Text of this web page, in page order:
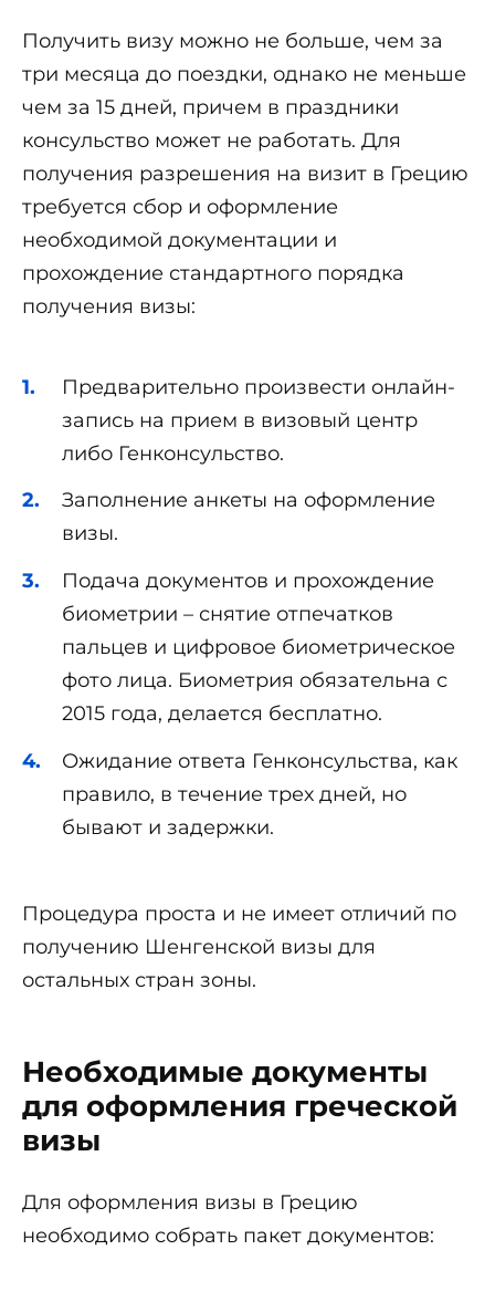
Получить визу можно не больше, чем за
три месяца до поездки, однако не меньше
чем за 15 дней, причем в праздники
консульство может не работать. Для
получения разрешения на визит в Грецию
требуется сбор и оформление
необходимой документации и
прохождение стандартного порядка
получения визы:
Предварительно произвести онлайн-
запись на прием в визовый центр
либо Генконсульство.
Заполнение анкеты на оформление
визы.
Подача документов и прохождение
биометрии – снятие отпечатков
пальцев и цифровое биометрическое
фото лица. Биометрия обязательна с
2015 года, делается бесплатно.
Ожидание ответа Генконсульства, как
правило, в течение трех дней, но
бывают и задержки.
Процедура проста и не имеет отличий по
получению Шенгенской визы для
остальных стран зоны.
Необходимые документы
для оформления греческой
визы
Для оформления визы в Грецию
необходимо собрать пакет документов: